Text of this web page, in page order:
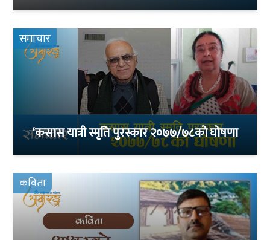
समाचार
‘कसास यात्री स्मृति पुरस्कार २०७७/७८को घोषणा
कविता